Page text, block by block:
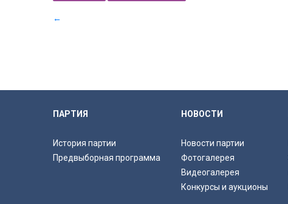
←
ПАРТИЯ
История партии
Предвыборная программа
НОВОСТИ
Новости партии
Фотогалерея
Видеогалерея
Конкурсы и аукционы